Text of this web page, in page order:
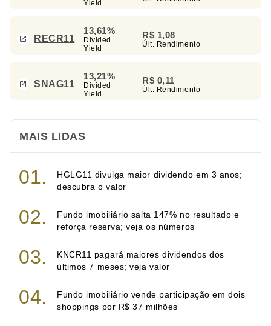
Yield
RECR11
13,61%
Divided
Yield
R$ 1,08
Últ. Rendimento
SNAG11
13,21%
Divided
Yield
R$ 0,11
Últ. Rendimento
MAIS LIDAS
HGLG11 divulga maior dividendo em 3 anos;
descubra o valor
Fundo imobiliário salta 147% no resultado e
reforça reserva; veja os números
KNCR11 pagará maiores dividendos dos
últimos 7 meses; veja valor
Fundo imobiliário vende participação em dois
shoppings por R$ 37 milhões